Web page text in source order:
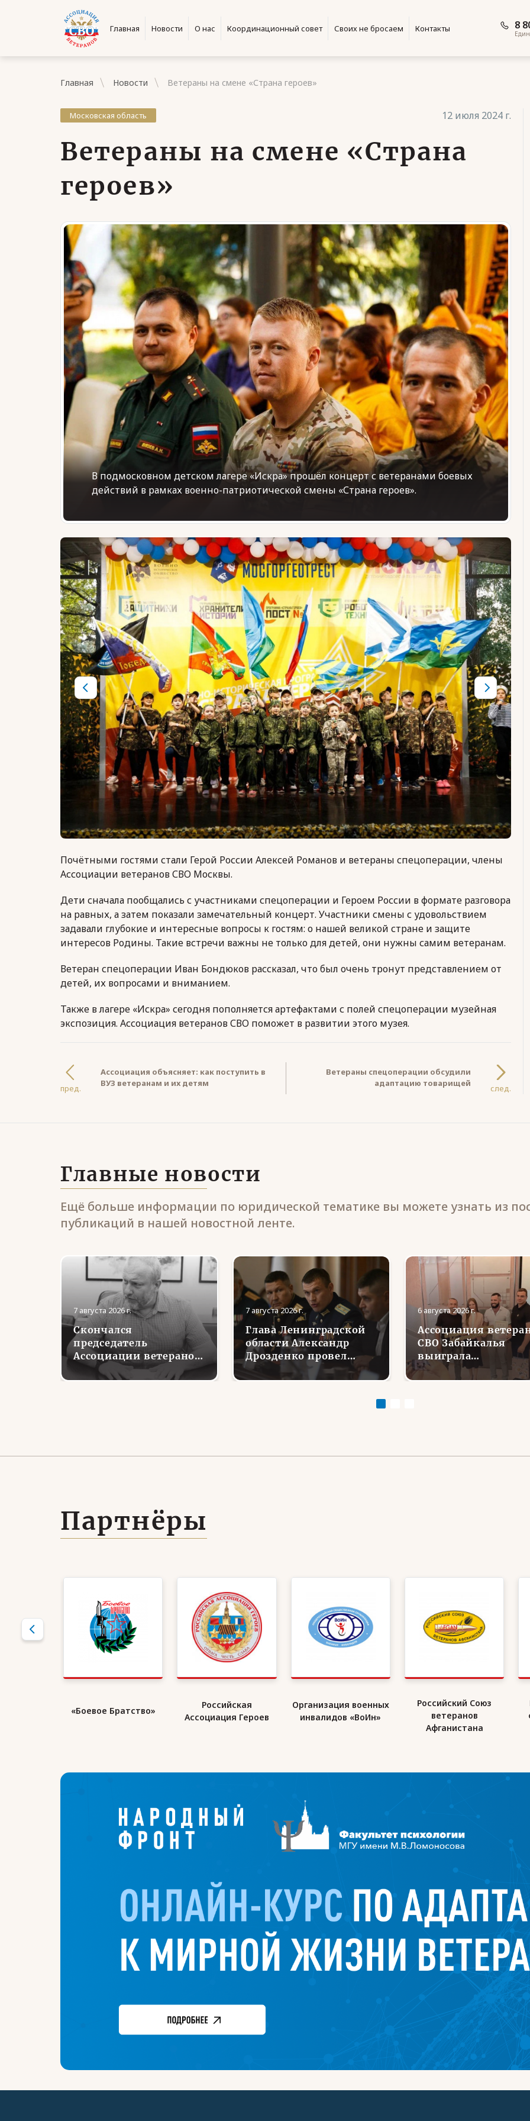
Главная Новости О нас Координационный совет Своих не бросаем Контакты 8
Главная Новости Ветераны на смене «Страна героев»
Московская область 12 июля 2024 г.
Ветераны на смене «Страна
героев»
В подмосковном детском лагере «Искра» прошёл концерт с ветеранами боевых
действий в рамках военно-патриотической смены «Страна героев».
Почётными гостями стали Герой России Алексей Романов и ветераны спецоперации, члены
Ассоциации ветеранов СВО Москвы.
Дети сначала пообщались с участниками спецоперации и Героем России в формате разговора
на равных, а затем показали замечательный концерт. Участники смены с удовольствием
задавали глубокие и интересные вопросы к гостям: о нашей великой стране и защите
интересов Родины. Такие встречи важны не только для детей, они нужны самим ветеранам.
Ветеран спецоперации Иван Бондюков рассказал, что был очень тронут представлением от
детей, их вопросами и вниманием.
Также в лагере «Искра» сегодня пополняется артефактами с полей спецоперации музейная
экспозиция. Ассоциация ветеранов СВО поможет в развитии этого музея.
пред.
Ассоциация объясняет: как поступить в
ВУЗ ветеранам и их детям
Ветераны спецоперации обсудили
адаптацию товарищей
след.
Главные новости
Ещё больше информации по юридической тематике вы можете узнать из
публикаций в нашей новостной ленте.
7 августа 2026 г.
Скончался
председатель
Ассоциации ветеранов
СВО Тульской области
Николай Глаголев
7 августа 2026 г.
Глава Ленинградской
области Александр
Дрозденко провел
встречу с Ассоциацией
ветеранов СВО
6 августа 2026 г.
Ассоциация
СВО Забайкалья
выиграла
губернаторский
на проект «Урок
Партнёры
«Боевое Братство»
Российская
Ассоциация Героев
Организация военных
инвалидов «ВоИн»
Российский Союз
ветеранов
Афганистана